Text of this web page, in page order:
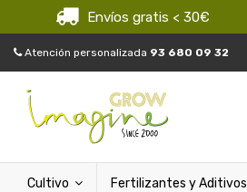
Envíos gratis < 30€
Atención personalizada 93 680 09 32
Cultivo Fertilizantes y Aditivos